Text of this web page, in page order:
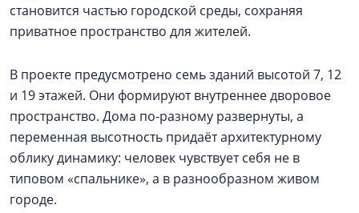
становится частью городской среды, сохраняя
приватное пространство для жителей.
В проекте предусмотрено семь зданий высотой 7, 12
и 19 этажей. Они формируют внутреннее дворовое
пространство. Дома по-разному развернуты, а
переменная высотность придаёт архитектурному
облику динамику: человек чувствует себя не в
типовом «спальнике», а в разнообразном живом
городе.